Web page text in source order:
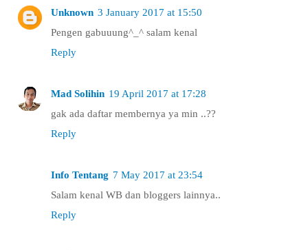
Unknown 3 January 2017 at 15:50
Pengen gabuuung^_^ salam kenal
Reply
Mad Solihin 19 April 2017 at 17:28
gak ada daftar membernya ya min ..??
Reply
Info Tentang 7 May 2017 at 23:54
Salam kenal WB dan bloggers lainnya..
Reply